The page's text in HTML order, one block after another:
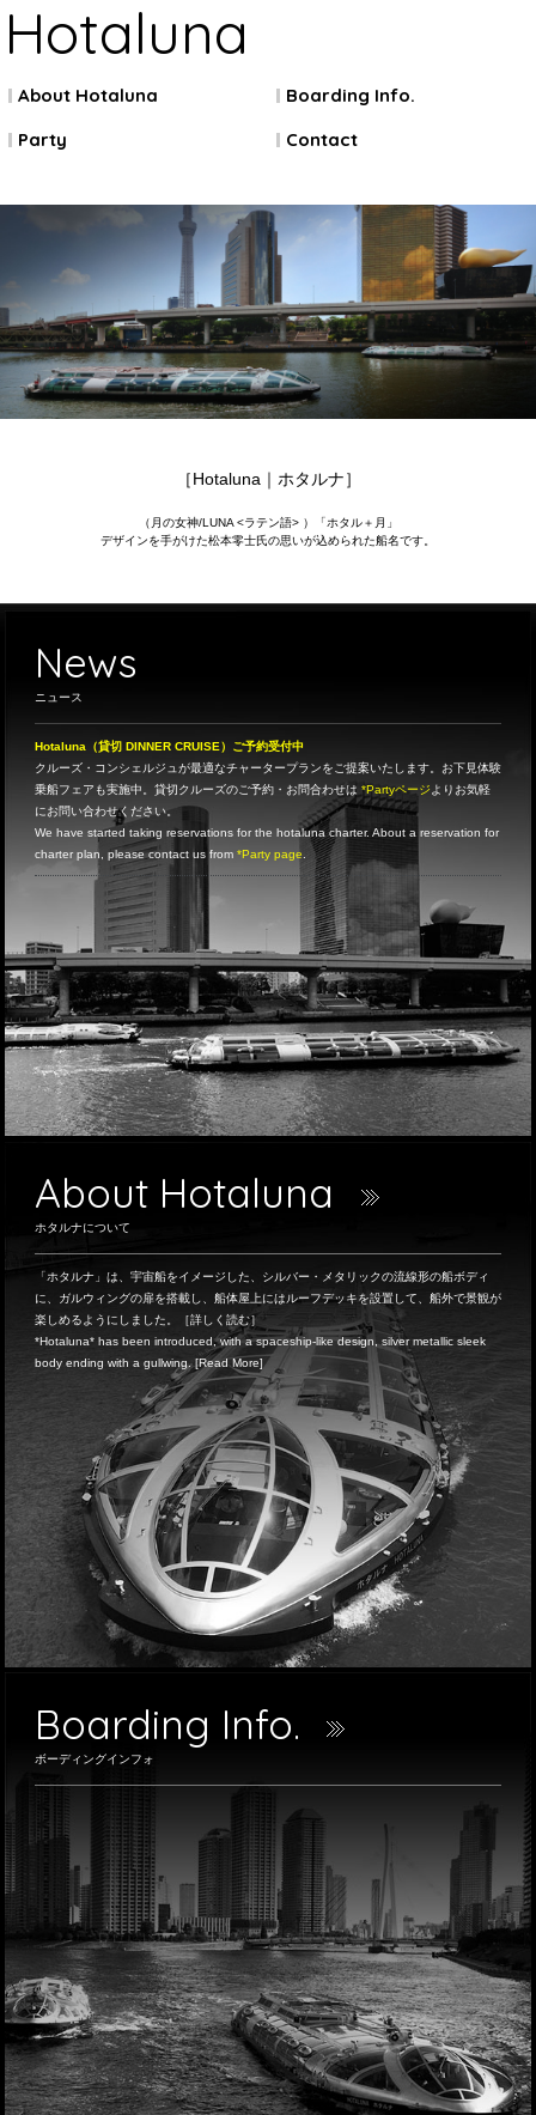
Hotaluna
About Hotaluna
Boarding Info.
Party
Contact
［Hotaluna｜ホタルナ］
（月の女神/LUNA <ラテン語> ）「ホタル＋月」
デザインを手がけた松本零士氏の思いが込められた船名です。
News
ニュース
Hotaluna（貸切 DINNER CRUISE）ご予約受付中
クルーズ・コンシェルジュが最適なチャータープランをご提案いたします。お下見体験
乗船フェアも実施中。貸切クルーズのご予約・お問合わせは *Partyページ よりお気軽
にお問い合わせください。
We have started taking reservations for the hotaluna charter. About a reservation for
charter plan, please contact us from *Party page
About Hotaluna
ホタルナについて
「ホタルナ」は、宇宙船をイメージした、シルバー・メタリックの流線形の船ボディ
に、ガルウィングの扉を搭載し、船体屋上にはルーフデッキを設置して、船外で景観が
楽しめるようにしました。［詳しく読む］
*Hotaluna* has been introduced, with a spaceship-like design, silver metallic sleek
body ending with a gullwing. [Read More]
Boarding Info.
ボーディングインフォ